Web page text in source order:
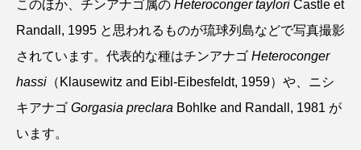
アッキガイ アナゴ アブラツノザメ
アブラボテ アマガエル アマゴ
アマダイ アミメハギ アメリカザリガニ
アユ
このほか、チンアナゴ属の Heteroconger taylori Castle et
Randall, 1995 と思われるものが琉球列島などで写真撮影
されています。代表的な種はチンアナゴ Heteroconger
hassi （Klausewitz and Eibl-Eibesfeldt, 1959）や、ニシ
キアナゴ Gorgasia preclara Bohlke and Randall, 1981 が
います。